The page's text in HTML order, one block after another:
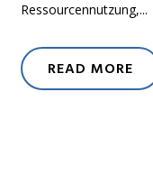
Ressourcennutzung,...
READ MORE